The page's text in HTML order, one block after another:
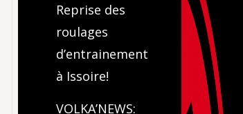
Reprise des
roulages
d’entrainement
à Issoire!
VOLKA’NEWS: